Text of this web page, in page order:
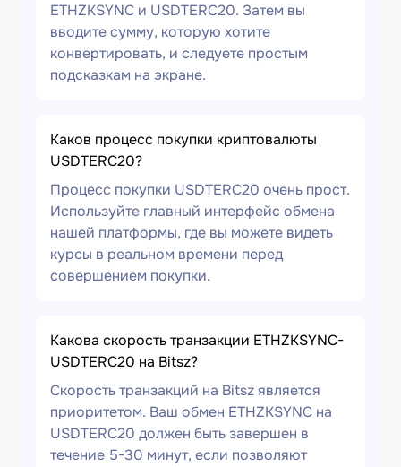
ETHZKSYNC и USDTERC20. Затем вы
вводите сумму, которую хотите
конвертировать, и следуете простым
подсказкам на экране.
Каков процесс покупки криптовалюты
USDTERC20?
Процесс покупки USDTERC20 очень прост.
Используйте главный интерфейс обмена
нашей платформы, где вы можете видеть
курсы в реальном времени перед
совершением покупки.
Какова скорость транзакции ETHZKSYNC-
USDTERC20 на Bitsz?
Скорость транзакций на Bitsz является
приоритетом. Ваш обмен ETHZKSYNC на
USDTERC20 должен быть завершен в
течение 5-30 минут, если позволяют